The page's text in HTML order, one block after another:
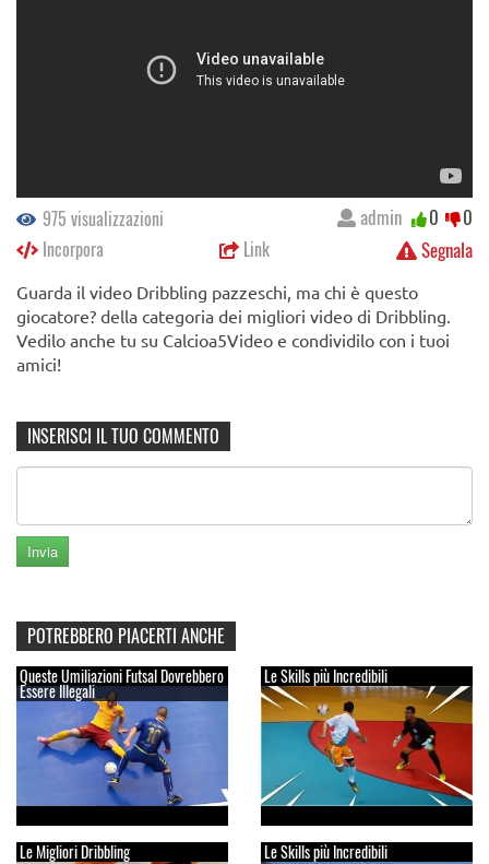
975 visualizzazioni
Incorpora
Link Segnala
admin 0 0
Guarda il video Dribbling pazzeschi, ma chi è questo
giocatore? della categoria dei migliori video di Dribbling.
Vedilo anche tu su Calcioa5Video e condividilo con i tuoi
amici!
INSERISCI IL TUO COMMENTO
POTREBBERO PIACERTI ANCHE
Queste Umiliazioni Futsal Dovrebbero
Essere Illegali
Le Skills più Incredibili
Le Migliori Dribbling Le Skills più Incredibili